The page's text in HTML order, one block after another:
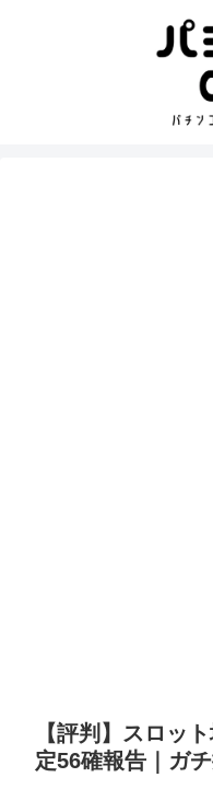
【評判】スロッ
定56確報告｜ガ